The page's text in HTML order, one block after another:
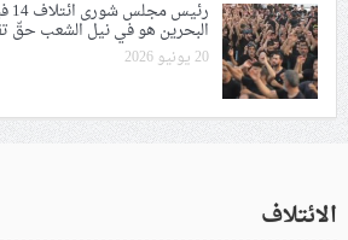
البحرين هو في نيل الشعب حقّ
20 يونيو 2026
الائتلاف